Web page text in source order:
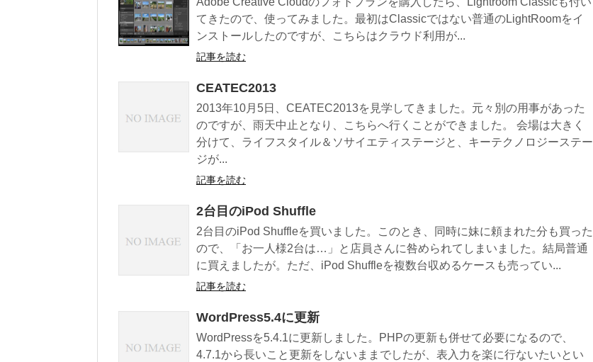
てきたので、使ってみました。最初はClassicではない普通のLightRoomをイ
ンストールしたのですが、こちらはクラウド利用が...
記事を読む
CEATEC2013
2013年10月5日、CEATEC2013を見学してきました。元々別の用事があった
のですが、雨天中止となり、こちらへ行くことができました。 会場は大きく
分けて、ライフスタイル＆ソサイエティステージと、キーテクノロジーステー
ジが...
記事を読む
2台目のiPod Shuffle
2台目のiPod Shuffleを買いました。このとき、同時に妹に頼まれた分も買った
ので、「お一人様2台は…」と店員さんに咎められてしまいました。結局普通
に買えましたが。ただ、iPod Shuffleを複数台収めるケースも売ってい...
記事を読む
WordPress5.4に更新
WordPressを5.4.1に更新しました。PHPの更新も併せて必要になるので、
4.7.1から長いこと更新をしないままでしたが、表入力を楽に行ないたいとい